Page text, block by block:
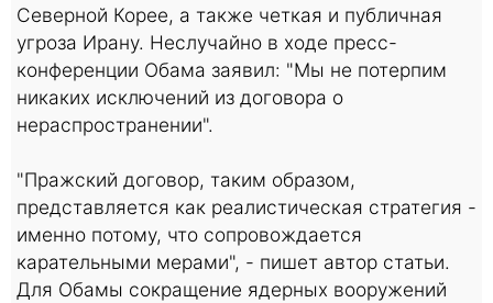
Северной Корее, а также четкая и публичная
угроза Ирану. Неслучайно в ходе пресс-
конференции Обама заявил: "Мы не потерпим
никаких исключений из договора о
нераспространении".
"Пражский договор, таким образом,
представляется как реалистическая стратегия -
именно потому, что сопровождается
карательными мерами", - пишет автор статьи.
Для Обамы сокращение ядерных вооружений